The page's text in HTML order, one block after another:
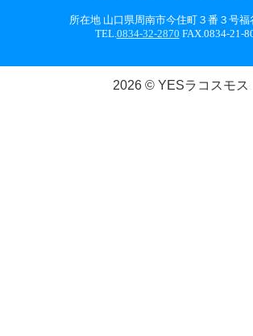
所在地 山口県周南市今住町３番３号福
TEL.0834-32-2870 FAX.0834-21-
2026 © YESラコスモス